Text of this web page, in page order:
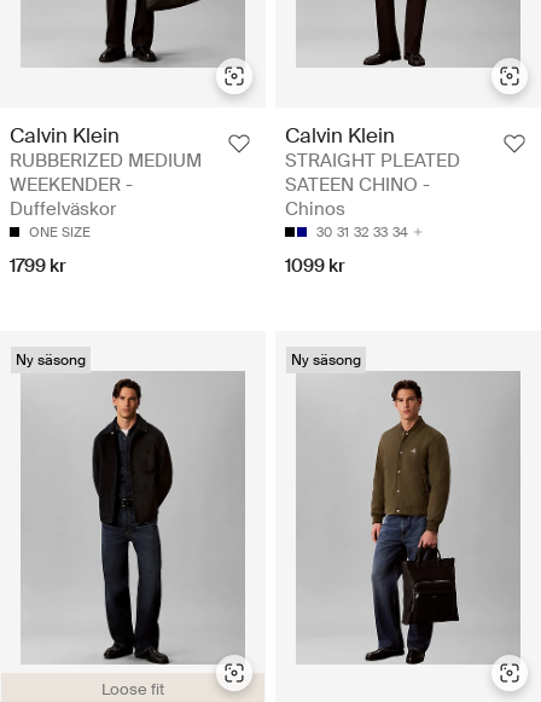
Calvin Klein
RUBBERIZED MEDIUM
WEEKENDER -
Duffelväskor
ONE SIZE
1799 kr
Calvin Klein
STRAIGHT PLEATED
SATEEN CHINO -
Chinos
30 31 32 33 34
1099 kr
Loose fit
Ny säsong Ny säsong